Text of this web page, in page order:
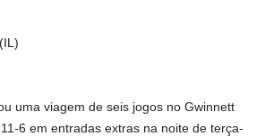
uma viagem de seis jogos no Gwinnett
6 em entradas extras na noite de terça-